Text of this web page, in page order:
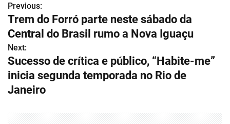
N
a
v
e
g
Previous:
Trem do Forró parte neste sábado da
Central do Brasil rumo a Nova Iguaçu
Next:
Sucesso de crítica e público, “Habite-me”
inicia segunda temporada no Rio de
Janeiro